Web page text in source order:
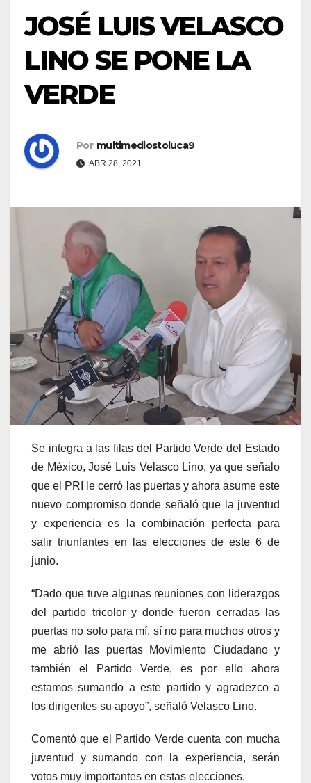
JOSÉ LUIS VELASCO
LINO SE PONE LA
VERDE
Por multimediostoluca9
ABR 28, 2021
Se integra a las filas del Partido Verde del Estado
de México, José Luis Velasco Lino, ya que señalo
que el PRI le cerró las puertas y ahora asume este
nuevo compromiso donde señaló que la juventud
y experiencia es la combinación perfecta para
salir triunfantes en las elecciones de este 6 de
junio.
“Dado que tuve algunas reuniones con liderazgos
del partido tricolor y donde fueron cerradas las
puertas no solo para mí, sí no para muchos otros y
me abrió las puertas Movimiento Ciudadano y
también el Partido Verde, es por ello ahora
estamos sumando a este partido y agradezco a
los dirigentes su apoyo”, señaló Velasco Lino.
Comentó que el Partido Verde cuenta con mucha
juventud y sumando con la experiencia, serán
votos muy importantes en estas elecciones.